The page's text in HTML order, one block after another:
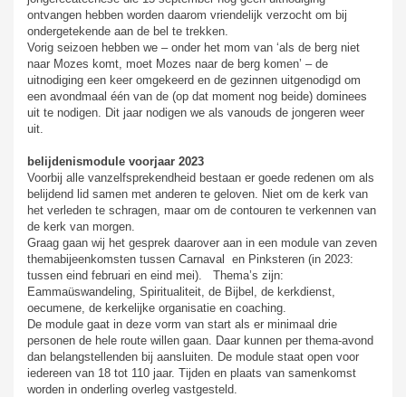
ontvangen hebben worden daarom vriendelijk verzocht om bij
ondergetekende aan de bel te trekken.
Vorig seizoen hebben we – onder het mom van ‘als de berg niet
naar Mozes komt, moet Mozes naar de berg komen’ – de
uitnodiging een keer omgekeerd en de gezinnen uitgenodigd om
een avondmaal één van de (op dat moment nog beide) dominees
uit te nodigen. Dit jaar nodigen we als vanouds de jongeren weer
uit.
belijdenismodule voorjaar 2023
Voorbij alle vanzelfsprekendheid bestaan er goede redenen om als
belijdend lid samen met anderen te geloven. Niet om de kerk van
het verleden te schragen, maar om de contouren te verkennen van
de kerk van morgen.
Graag gaan wij het gesprek daarover aan in een module van zeven
themabijeenkomsten tussen Carnaval en Pinksteren (in 2023:
tussen eind februari en eind mei). Thema’s zijn:
Eammaüswandeling, Spiritualiteit, de Bijbel, de kerkdienst,
oecumene, de kerkelijke organisatie en coaching.
De module gaat in deze vorm van start als er minimaal drie
personen de hele route willen gaan. Daar kunnen per thema-avond
dan belangstellenden bij aansluiten. De module staat open voor
iedereen van 18 tot 110 jaar. Tijden en plaats van samenkomst
worden in onderling overleg vastgesteld.